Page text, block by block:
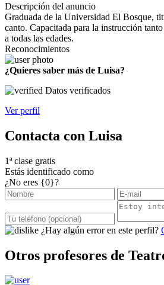
Descripción del anuncio
Graduada de la Universidad El Bosque,
canto. Capacitada para la instrucción
a todas las edades.
Reconocimientos
¿Quieres saber más de Luisa?
Datos verificados
Ver perfil
Contacta con Luisa
1ª clase gratis
Estás identificado como
¿No eres {0}?
¿Hay algún error en este perfil?
Otros profesores de